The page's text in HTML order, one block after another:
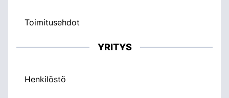
Toimitusehdot
YRITYS
Henkilöstö